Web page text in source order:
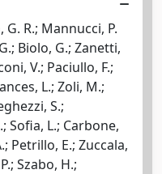
R.; Mannucci, P.
Biolo, G.; Zanetti,
V.; Paciullo, F.;
L.; Zoli, M.;
S.;
Sofia, L.; Carbone,
Petrillo, E.; Zuccala,
Szabo, H.;